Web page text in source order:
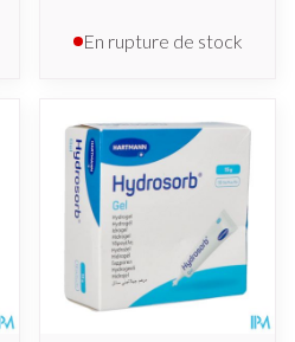
En rupture de stock